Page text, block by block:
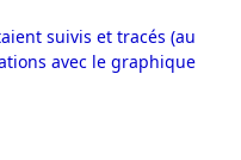
suivis et tracés (au
avec le graphique